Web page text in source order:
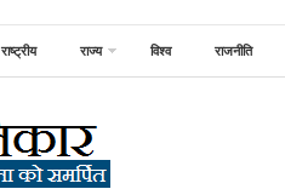
राष्ट्रीय राज्य विश्व राजनीति